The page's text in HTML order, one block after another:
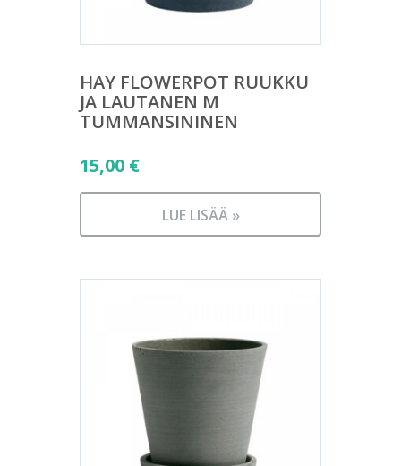
HAY FLOWERPOT RUUKKU
JA LAUTANEN M
TUMMANSININEN
15,00 €
LUE LISÄÄ »